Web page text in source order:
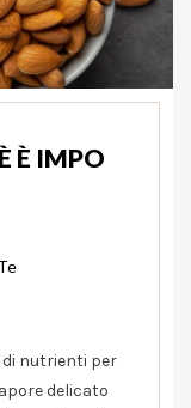
È IMPO
di nutrienti per
delicato